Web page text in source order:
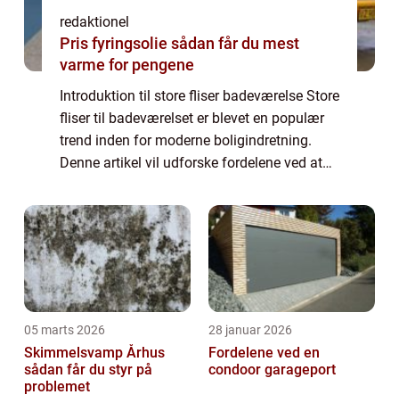
redaktionel
Pris fyringsolie sådan får du mest
varme for pengene
Introduktion til store fliser badeværelse Store
fliser til badeværelset er blevet en populær
trend inden for moderne boligindretning.
Denne artikel vil udforske fordelene ved at
en historisk gennemgang af ...
05 marts 2026
Skimmelsvamp Århus
sådan får du styr på
problemet
28 januar 2026
Fordelene ved en
condoor garageport